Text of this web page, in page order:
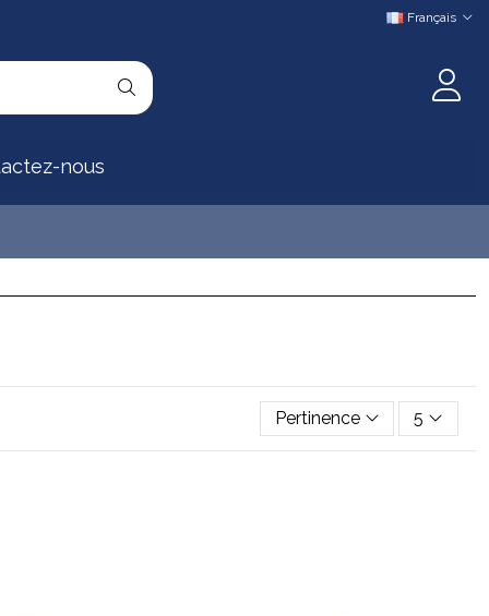
Français
nous
Pertinence 5